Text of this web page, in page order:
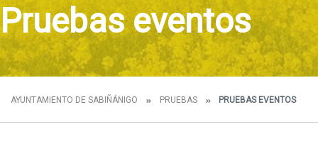
Pruebas eventos
AYUNTAMIENTO DE SABIÑÁNIGO PRUEBAS PRUEBAS EVENTOS